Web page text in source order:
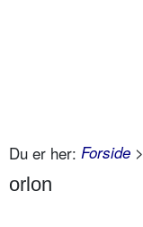
Du er her: Forside
orlon